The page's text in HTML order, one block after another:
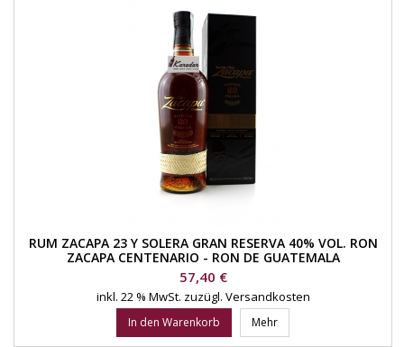
RUM ZACAPA 23 Y SOLERA GRAN RESERVA 40% VOL. RON
ZACAPA CENTENARIO - RON DE GUATEMALA
Preis
57,40 €
inkl. 22 % MwSt. zuzügl. Versandkosten
In den Warenkorb Mehr